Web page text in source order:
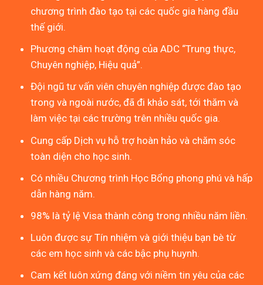
chương trình đào tạo tại các quốc gia hàng đầu
thế giới.
Phương châm hoạt động của ADC “Trung thực,
Chuyên nghiệp, Hiệu quả”.
Đội ngũ tư vấn viên chuyên nghiệp được đào tạo
trong và ngoài nước, đã đi khảo sát, tới thăm và
làm việc tại các trường trên nhiều quốc gia.
Cung cấp Dịch vụ hỗ trợ hoàn hảo và chăm sóc
toàn diện cho học sinh.
Có nhiều Chương trình Học Bổng phong phú và hấp
dẫn hàng năm.
98% là tỷ lệ Visa thành công trong nhiều năm liền.
Luôn được sự Tín nhiệm và giới thiệu bạn bè từ
các em học sinh và các bậc phụ huynh.
Cam kết luôn xứng đáng với niềm tin yêu của các